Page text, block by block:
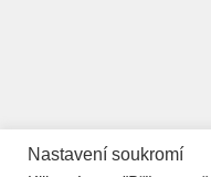
Nastavení soukromí